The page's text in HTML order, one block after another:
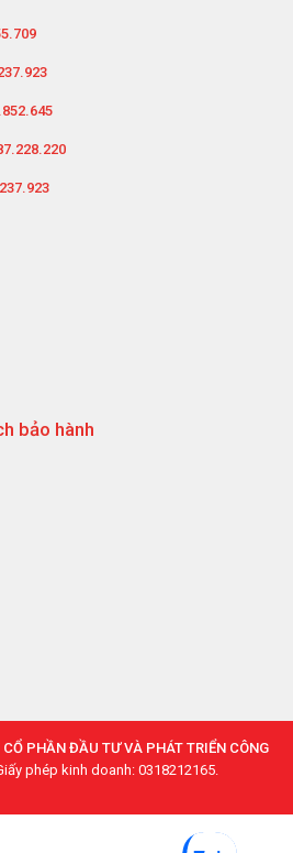
bảo hành
CỔ PHẦN ĐẦU TƯ VÀ PHÁT TRIỂN CÔNG
phép kinh doanh: 0318212165.